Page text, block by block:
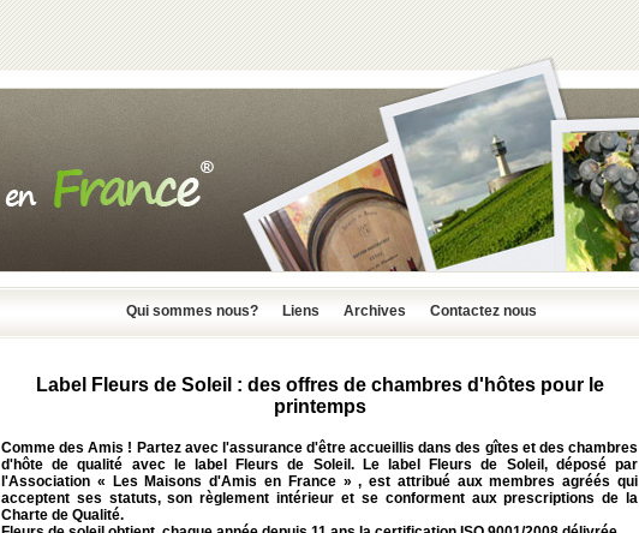
Qui sommes nous? Liens Archives Contactez nous
Label Fleurs de Soleil : des offres de chambres d'hôtes pour le
printemps
Comme des Amis ! Partez avec l'assurance d'être accueillis dans des gîtes et des chambres
d'hôte de qualité avec le label Fleurs de Soleil. Le label Fleurs de Soleil, déposé par
l'Association « Les Maisons d'Amis en France » , est attribué aux membres agréés qui
acceptent ses statuts, son règlement intérieur et se conforment aux prescriptions de la
Charte de Qualité.